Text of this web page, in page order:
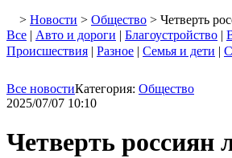
> Новости > Общество > Четверть
Все | Авто и дороги | Благоустройство |
Происшествия | Разное | Семья и дети |
Все новостиКатегория: Общество
2025/07/07 10:10
Четверть россиян